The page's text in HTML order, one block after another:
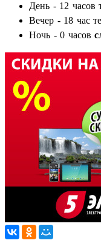
День - 12 часов
Вечер - 18 час
Ночь - 0 часов